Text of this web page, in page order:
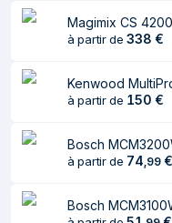
automatique de
l'alimentation
Informations sur
Largeur du colis 365
Profondeur du colis 645
Hauteur du colis
Poids du paquet 15,5
Magimix CS
à partir de 338 €
Kenwood
à partir de 150 €
Bosch
à partir de 74,99 €
Bosch